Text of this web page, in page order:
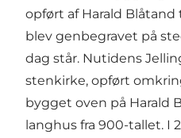
opført af Harald Blåtand
blev genbegravet på
dag står. Nutidens
stenkirke, opført
bygget oven på Harald
langhus fra 900-tallet. I